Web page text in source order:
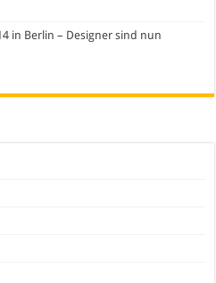
in Berlin – Designer sind nun